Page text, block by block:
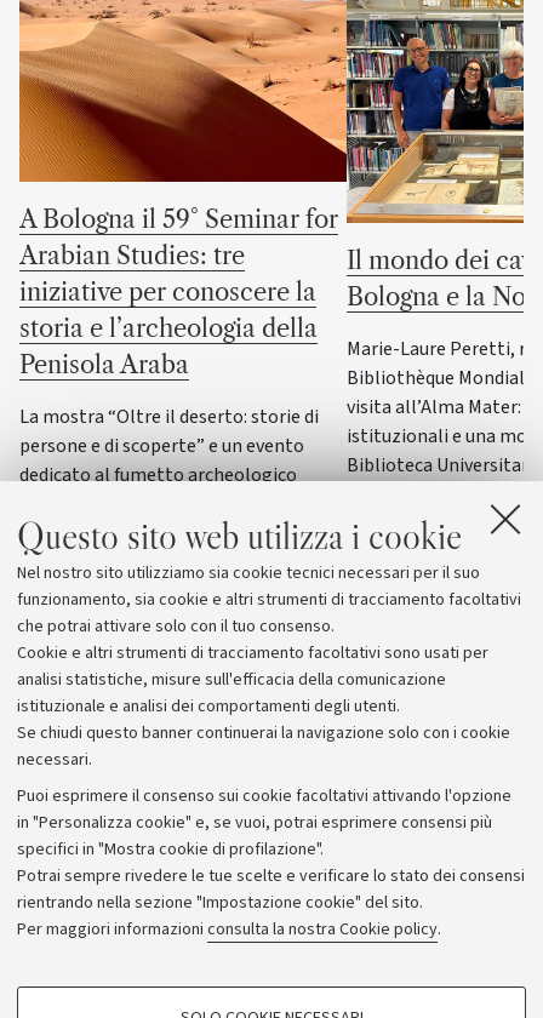
Questo sito web utilizza i cookie
Nel nostro sito utilizziamo sia cookie tecnici necessari per il suo
funzionamento, sia cookie e altri strumenti di tracciamento facoltativi
che potrai attivare solo con il tuo consenso.
Cookie e altri strumenti di tracciamento facoltativi sono usati per
analisi statistiche, misure sull'efficacia della comunicazione
istituzionale e analisi dei comportamenti degli utenti.
Se chiudi questo banner continuerai la navigazione solo con i cookie
necessari.
Puoi esprimere il consenso sui cookie facoltativi attivando l'opzione
in "Personalizza cookie" e, se vuoi, potrai esprimere consensi più
specifici in "Mostra cookie di profilazione".
Potrai sempre rivedere le tue scelte e verificare lo stato dei consensi
rientrando nella sezione "Impostazione cookie" del sito.
Per maggiori informazioni consulta la nostra Cookie policy.
COOKIE DI PROFILAZIONE - FACOLTATIVI
A Bologna il 59° Seminar for
Arabian Studies: tre
iniziative per conoscere la
storia e l’archeologia della
Penisola Araba
La mostra “Oltre il deserto: storie di
persone e di scoperte” e un evento
dedicato al fumetto archeologico
convegno internazionale di
archeologia e storia della Penisola
Araba
Il mondo dei
Bologna e la
Marie-Laure Peretti,
Bibliothèque Mondiale
visita all’Alma Mater:
istituzionali e una
Biblioteca
Italia
Archivio
Comunicati stampa
Redazione
Rassegna stampa